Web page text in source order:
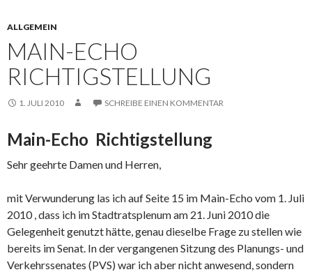
ALLGEMEIN
MAIN-ECHO
RICHTIGSTELLUNG
1. JULI 2010 SCHREIBE EINEN KOMMENTAR
Main-Echo Richtigstellung
Sehr geehrte Damen und Herren,
mit Verwunderung las ich auf Seite 15 im Main-Echo vom 1. Juli
2010 , dass ich im Stadtratsplenum am 21. Juni 2010 die
Gelegenheit genutzt hätte, genau dieselbe Frage zu stellen wie
bereits im Senat. In der vergangenen Sitzung des Planungs- und
Verkehrssenates (PVS) war ich aber nicht anwesend, sondern